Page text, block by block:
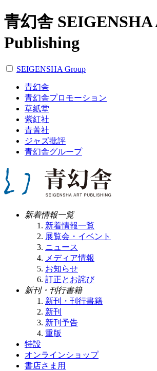
青幻舎
Publishing
SEIGENSHA Group
青幻舎
青幻舎プロモーション
草紙堂
紫紅社
青菁社
ジャズ批評
青幻舎グループ
新着情報一覧
新着情報一覧
展覧会・イベント
ニュース
メディア情報
お知らせ
訂正とお詫び
新刊・刊行書籍
新刊・刊行書籍
新刊
新刊予告
重版
特設
オンラインショップ
書店さま用